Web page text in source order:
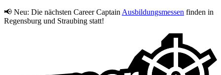
📢 Neu: Die nächsten Career Captain Ausbildungsmessen finden in
Regensburg und Straubing statt!